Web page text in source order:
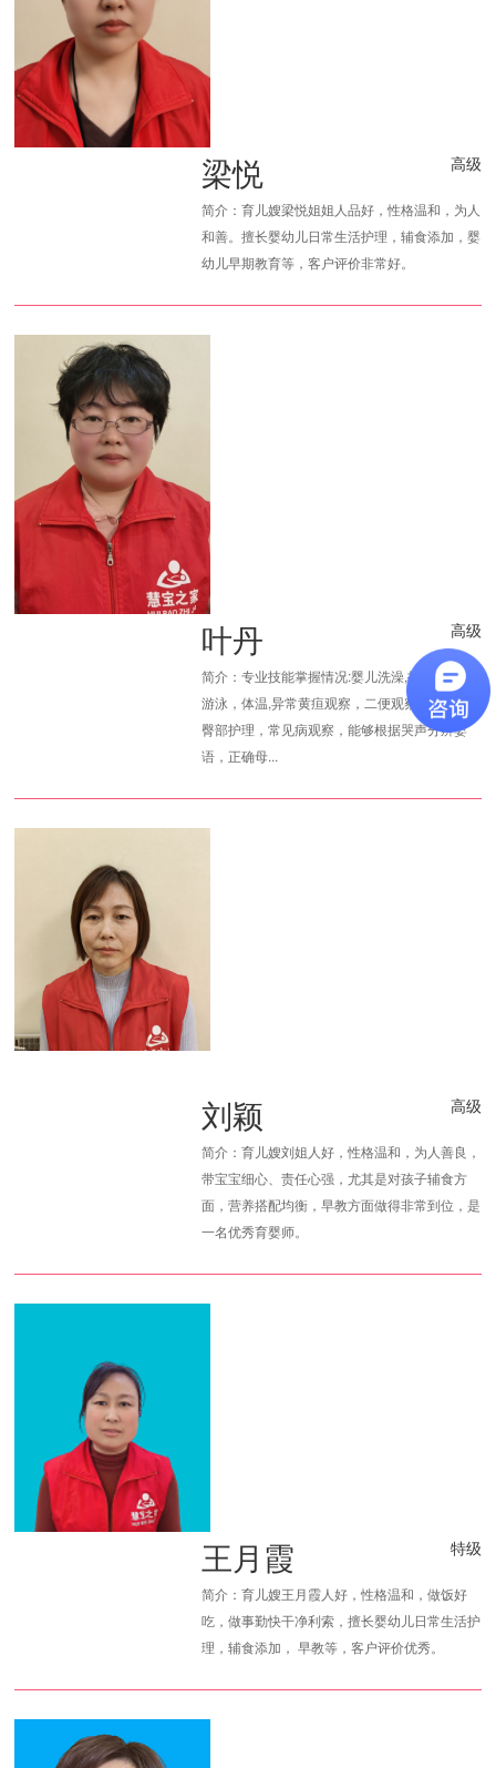
梁悦 高级
简介：育儿嫂梁悦姐姐人品好，性格温和，为人
和善。擅长婴幼儿日常生活护理，辅食添加，婴
幼儿早期教育等，客户评价非常好。
叶丹 高级
简介：专业技能掌握情况:婴儿洗澡,抚触，按摩,
游泳，体温,异常黄疸观察，二便观察,脐部消毒,
臀部护理，常见病观察，能够根据哭声分辨婴
语，正确母...
刘颖 高级
简介：育儿嫂刘姐人好，性格温和，为人善良，
带宝宝细心、责任心强，尤其是对孩子辅食方
面，营养搭配均衡，早教方面做得非常到位，是
一名优秀育婴师。
王月霞 特级
简介：育儿嫂王月霞人好，性格温和，做饭好
吃，做事勤快干净利索，擅长婴幼儿日常生活护
理，辅食添加， 早教等，客户评价优秀。